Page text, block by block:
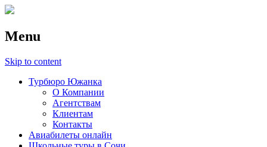
Menu
Skip to content
Турбюро Южанка
О Компании
Агентствам
Клиентам
Контакты
Авиабилеты онлайн